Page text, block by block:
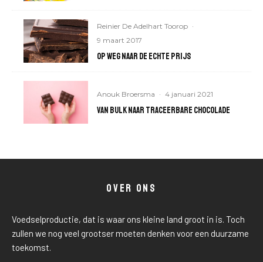
Reinier De Adelhart Toorop ·
9 maart 2017
Op weg naar de echte prijs
Anouk Broersma · 4 januari 2021
Van bulk naar traceerbare chocolade
OVER ONS
Voedselproductie, dat is waar ons kleine land groot in is. Toch
zullen we nog veel grootser moeten denken voor een duurzame
toekomst.